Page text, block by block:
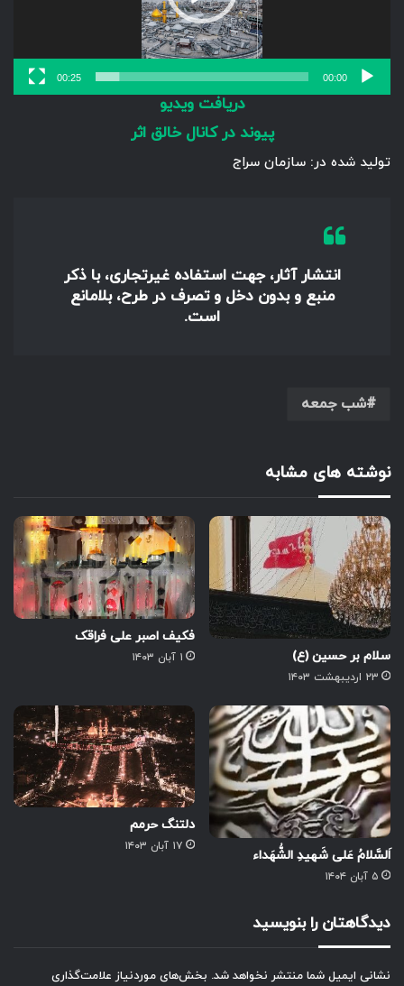
00:00
00:25
دریافت ویدیو
پیوند در کانال خالق اثر
تولید شده در: سازمان سراج
انتشار آثار، جهت استفاده غیرتجاری، با ذکر
منبع و بدون دخل و تصرف در طرح، بلامانع
است.
شب جمعه
نوشته های مشابه
سلام بر حسین (ع)
۲۳ اردیبهشت ۱۴۰۳
فکیف اصبر علی فراقک
۱ آبان ۱۴۰۳
اَلسَّلامُ عَلى شَهيدِ الشُّهَداء
۵ آبان ۱۴۰۴
دلتنگ حرمم
۱۷ آبان ۱۴۰۳
دیدگاهتان را بنویسید
نشانی ایمیل شما منتشر نخواهد شد. بخش‌های موردنیاز علامت‌گذاری